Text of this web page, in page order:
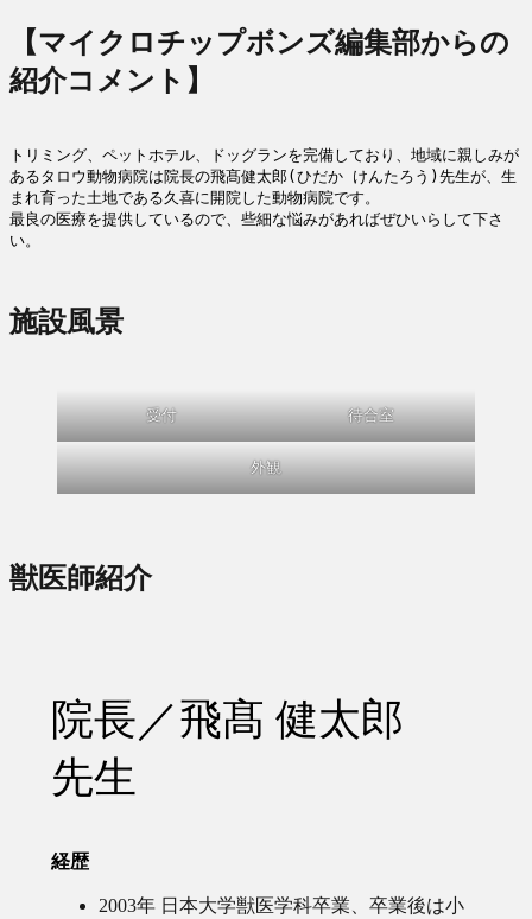
【マイクロチップボンズ編集部からの
紹介コメント】
トリミング、ペットホテル、ドッグランを完備しており、地域に親しみが
あるタロウ動物病院は院長の飛髙健太郎(ひだか けんたろう)先生が、生
まれ育った土地である久喜に開院した動物病院です。
最良の医療を提供しているので、些細な悩みがあればぜひいらして下さ
い。
施設風景
受付 待合室
外観
獣医師紹介
院長／飛髙 健太郎
先生
経歴
2003年 日本大学獣医学科卒業、卒業後は小